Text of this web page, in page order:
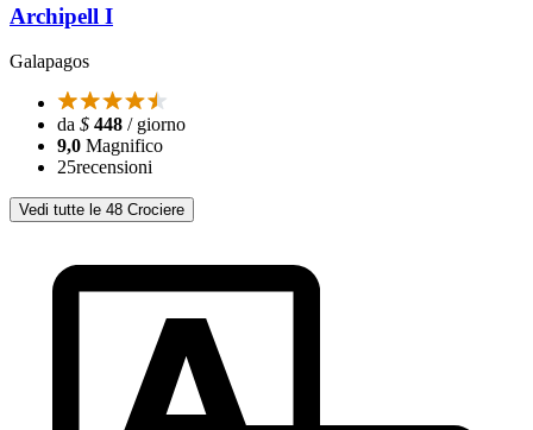
Archipell I
Galapagos
da $ 448 / giorno
9,0 Magnifico
25recensioni
Vedi tutte le 48 Crociere